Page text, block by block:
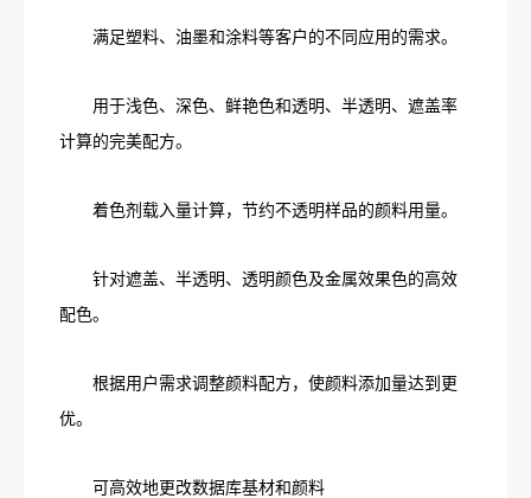
满足塑料、油墨和涂料等客户的不同应用的需求。
用于浅色、深色、鲜艳色和透明、半透明、遮盖率
计算的完美配方。
着色剂载入量计算，节约不透明样品的颜料用量。
针对遮盖、半透明、透明颜色及金属效果色的高效
配色。
根据用户需求调整颜料配方，使颜料添加量达到更
优。
可高效地更改数据库基材和颜料